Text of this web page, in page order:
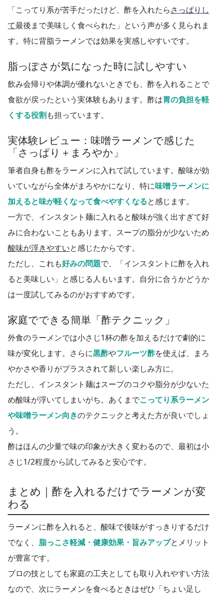
「こってり系が苦手だったけど、酢を入れたらさっぱりし
て最後まで美味しく食べられた」という声が多く見られま
す。特に背脂ラーメンでは効果を実感しやすいです。
脂っぽさが気になった時に試しやすい
飲み会帰りや体調が優れないときでも、酢を入れることで
食欲が戻ったという実体験もあります。酢は胃の負担を軽
くする役割も担っています。
実体験レビュー：味噌ラーメンで感じた
「さっぱり＋まろやか」
筆者自身も酢をラーメンに入れて試しています。酸味が効
いていながら全体がまろやかになり、特に味噌ラーメンに
加えると味が軽くなって食べやすくなると感じます。
一方で、インスタント麺に入れると酸味が強く出すぎて好
みに合わないこともあります。スープの脂分が少ないため
酸味が浮きやすいと感じたからです。
ただし、これも好みの問題で、「インスタントに酢を入れ
ると美味しい」と感じる人もいます。自分に合うかどうか
は一度試してみるのがおすすめです。
家庭でできる簡単「酢テクニック」
外食のラーメンでは小さじ1杯の酢を加えるだけで劇的に
味が変化します。さらに黒酢やフルーツ酢を使えば、まろ
やかさや香りがプラスされて新しい楽しみ方に。
ただし、インスタント麺はスープのコクや脂分が少ないた
め酸味が浮いてしまいがち。あくまでこってり系ラーメン
や味噌ラーメン向きのテクニックと考えた方が良いでしょ
う。
酢はほんの少量で味の印象が大きく変わるので、最初は小
さじ1/2程度から試してみると安心です。
まとめ｜酢を入れるだけでラーメンが変
わる
ラーメンに酢を入れると、酸味で後味がすっきりするだけ
でなく、 脂っこさ軽減・健康効果・旨みアップとメリット
が豊富です。
プロの技としても家庭の工夫としても取り入れやすい方法
なので、次にラーメンを食べるときはぜひ「ちょい足し